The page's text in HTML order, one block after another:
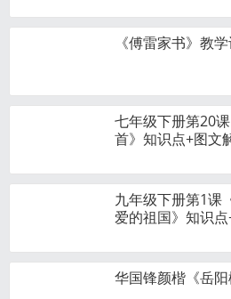
《傅雷家书》教
七年级下册第20
首》知识点+图文
九年级下册第1课
爱的祖国》知识
华国锋颜楷《岳阳